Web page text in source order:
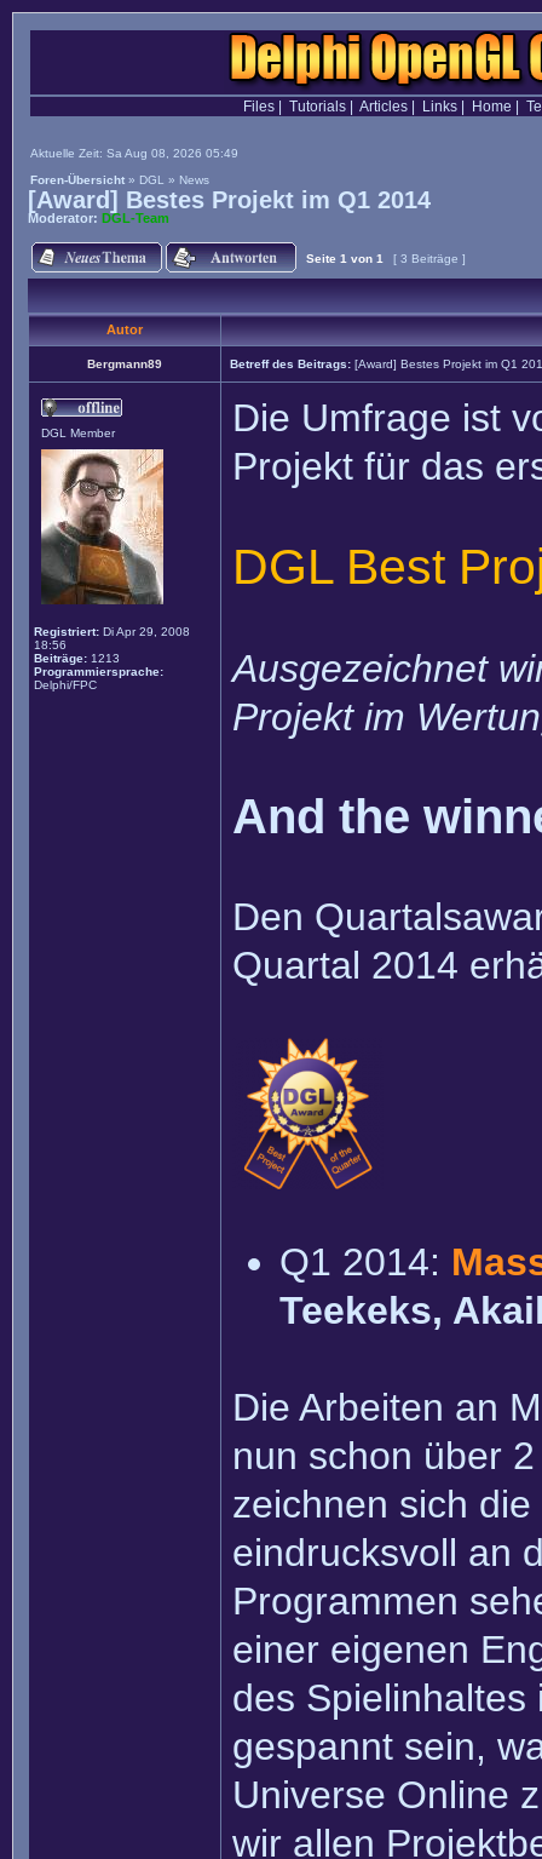
Files| Tutorials| Articles| Links| Home
Aktuelle Zeit: Sa Aug 08, 2026 05:49
Foren-Übersicht » DGL » News
[Award] Bestes Projekt im Q1 2014
Moderator: DGL-Team
Seite 1 von 1 [ 3 Beiträge ]
Autor
Bergmann89 Betreff des Beitrags: [Award] Bestes Projekt im Q1
DGL Member
Registriert: Di Apr 29, 2008
18:56
Beiträge: 1213
Programmiersprache:
Delphi/FPC
Die Umfrage ist
Projekt für das
DGL Best
Ausgezeichnet
Projekt im
And the
Den
Quartal 2014
Q1 2014:
Teekeks,
Die Arbeiten an
nun schon über
zeichnen sich
eindrucksvoll an
Programmen
einer eigenen
des
gespannt sein,
Universe Online
wir allen